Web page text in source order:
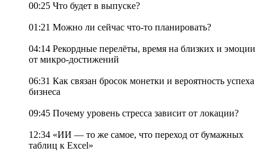
00:25 Что будет в выпуске?
01:21 Можно ли сейчас что-то планировать?
04:14 Рекордные перелёты, время на близких и эмоции
от микро-достижений
06:31 Как связан бросок монетки и вероятность успеха
бизнеса
09:45 Почему уровень стресса зависит от локации?
12:34 «ИИ — то же самое, что переход от бумажных
таблиц к Excel»